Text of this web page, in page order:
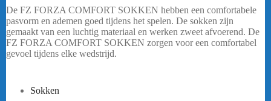
De FZ FORZA COMFORT SOKKEN hebben een comfortabele
pasvorm en ademen goed tijdens het spelen. De sokken zijn
gemaakt van een luchtig materiaal en werken zweet afvoerend. De
FZ FORZA COMFORT SOKKEN zorgen voor een comfortabel
gevoel tijdens elke wedstrijd.
Sokken